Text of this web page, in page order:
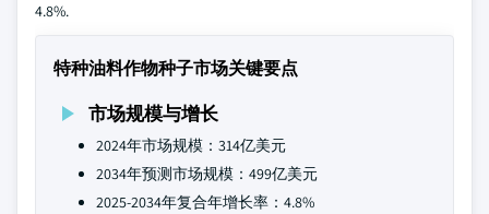
4.8%.
特种油料作物种子市场关键要点
市场规模与增长
2024年市场规模：314亿美元
2034年预测市场规模：499亿美元
2025-2034年复合年增长率：4.8%